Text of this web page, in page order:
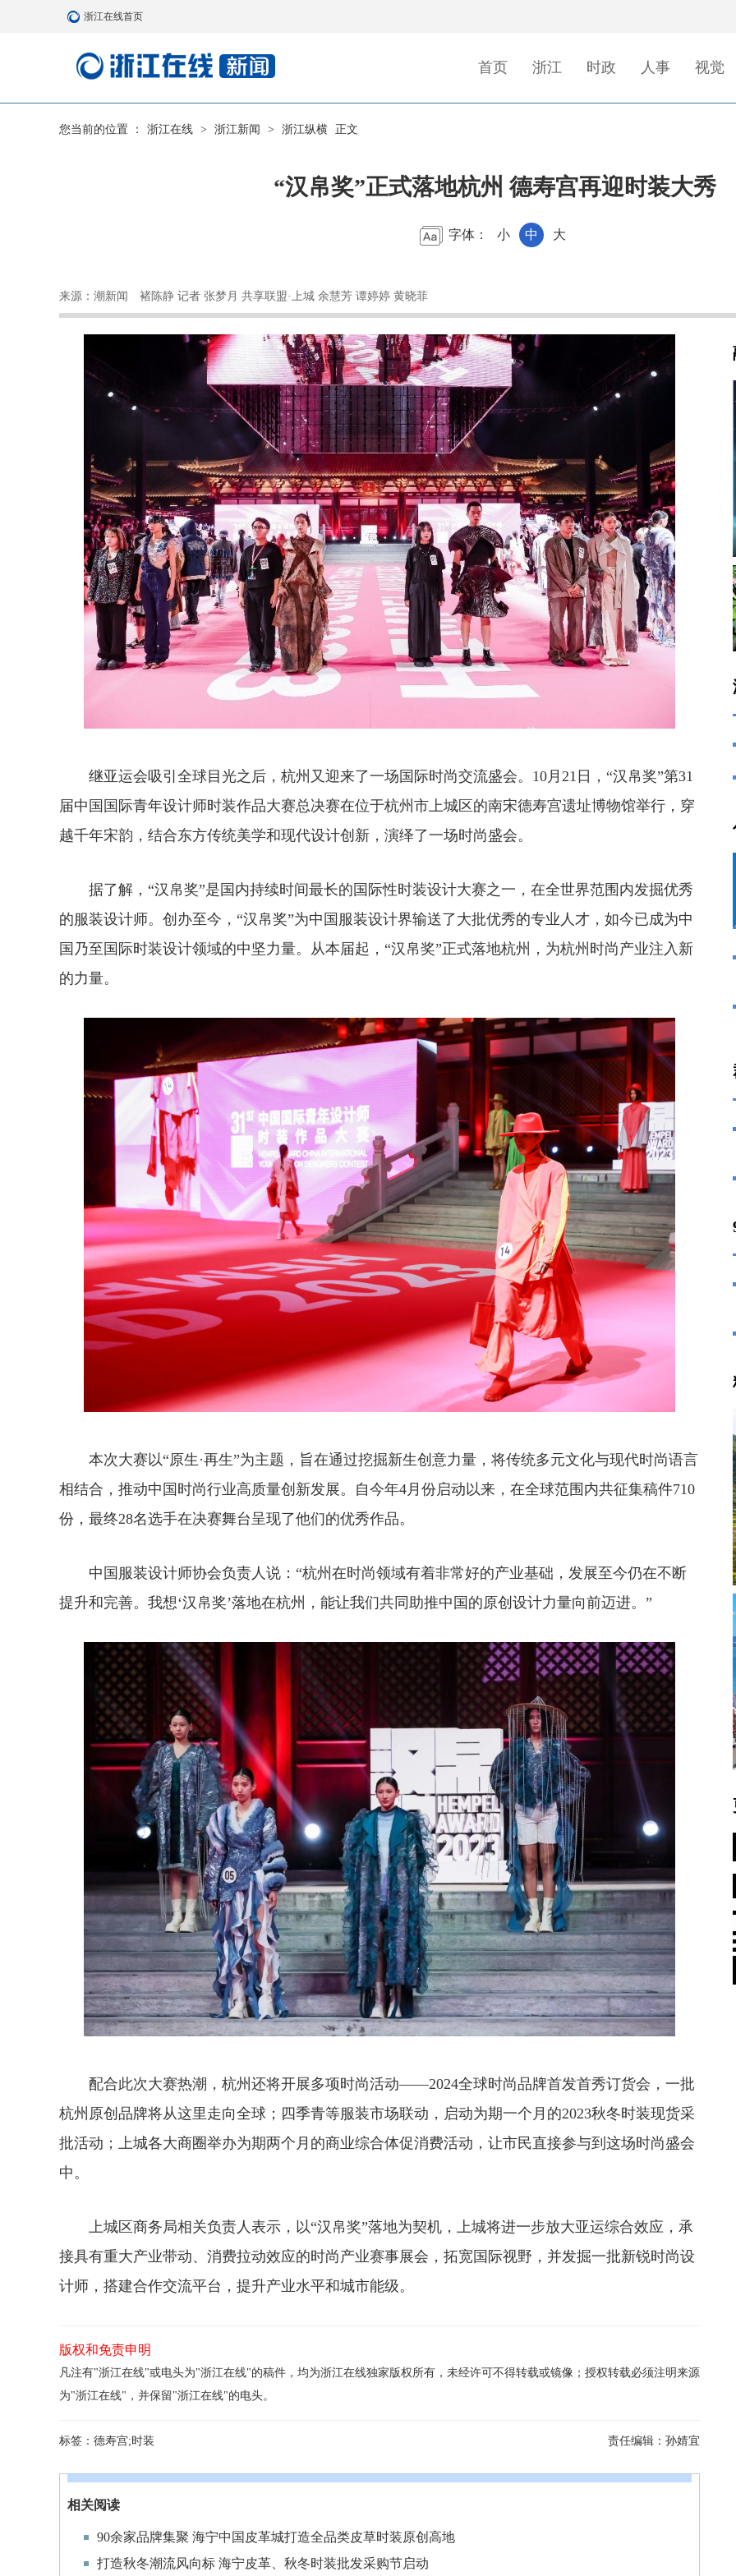
浙江在线首页
首页 浙江 时政 人事 视觉
您当前的位置 ： 浙江在线 > 浙江新闻 > 浙江纵横 正文
“汉帛奖”正式落地杭州 德寿宫再迎时装大秀
字体： 小 中 大
来源：潮新闻 褚陈静 记者 张梦月 共享联盟·上城 余慧芳 谭婷婷 黄晓菲
继亚运会吸引全球目光之后，杭州又迎来了一场国际时尚交流盛会。10月21日，“汉帛奖”第31
届中国国际青年设计师时装作品大赛总决赛在位于杭州市上城区的南宋德寿宫遗址博物馆举行，穿
越千年宋韵，结合东方传统美学和现代设计创新，演绎了一场时尚盛会。
据了解，“汉帛奖”是国内持续时间最长的国际性时装设计大赛之一，在全世界范围内发掘优秀
的服装设计师。创办至今，“汉帛奖”为中国服装设计界输送了大批优秀的专业人才，如今已成为中
国乃至国际时装设计领域的中坚力量。从本届起，“汉帛奖”正式落地杭州，为杭州时尚产业注入新
的力量。
本次大赛以“原生·再生”为主题，旨在通过挖掘新生创意力量，将传统多元文化与现代时尚语言
相结合，推动中国时尚行业高质量创新发展。自今年4月份启动以来，在全球范围内共征集稿件710
份，最终28名选手在决赛舞台呈现了他们的优秀作品。
中国服装设计师协会负责人说：“杭州在时尚领域有着非常好的产业基础，发展至今仍在不断
提升和完善。我想‘汉帛奖’落地在杭州，能让我们共同助推中国的原创设计力量向前迈进。”
配合此次大赛热潮，杭州还将开展多项时尚活动——2024全球时尚品牌首发首秀订货会，一批
杭州原创品牌将从这里走向全球；四季青等服装市场联动，启动为期一个月的2023秋冬时装现货采
批活动；上城各大商圈举办为期两个月的商业综合体促消费活动，让市民直接参与到这场时尚盛会
中。
上城区商务局相关负责人表示，以“汉帛奖”落地为契机，上城将进一步放大亚运综合效应，承
接具有重大产业带动、消费拉动效应的时尚产业赛事展会，拓宽国际视野，并发掘一批新锐时尚设
计师，搭建合作交流平台，提升产业水平和城市能级。
版权和免责申明
凡注有"浙江在线"或电头为"浙江在线"的稿件，均为浙江在线独家版权所有，未经许可不得转载或镜像；授权转载必须注明来源
为"浙江在线"，并保留"浙江在线"的电头。
标签： 德寿宫;时装 责任编辑： 孙婧宜
相关阅读
90余家品牌集聚 海宁中国皮革城打造全品类皮草时装原创高地
打造秋冬潮流风向标 海宁皮革、秋冬时装批发采购节启动